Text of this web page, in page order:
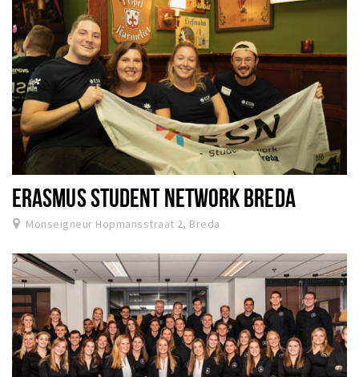
ERASMUS STUDENT NETWORK BREDA
Monseigneur Hopmansstraat 2, Breda